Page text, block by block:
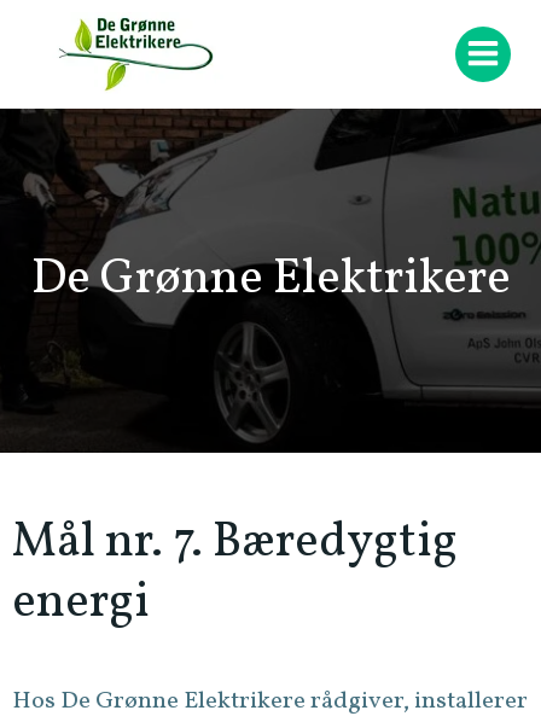
De Grønne Elektrikere
Mål nr. 7. Bæredygtig
energi
Hos De Grønne Elektrikere rådgiver, installerer